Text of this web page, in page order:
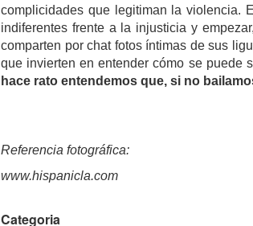
complicidades que legitiman la violencia.
indiferentes frente a la injusticia y
comparten por chat fotos íntimas de sus
que invierten en entender cómo se puede
hace rato entendemos que, si no
Referencia fotográfica:
www.hispanicla.com
Categoria